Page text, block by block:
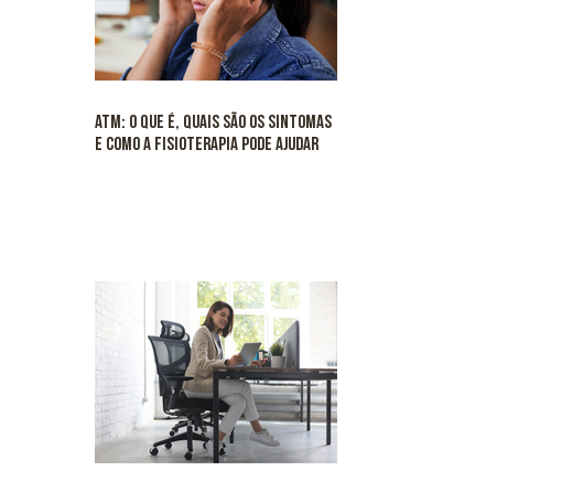
ATM: o que é, quais são os sintomas
e como a fisioterapia pode ajudar